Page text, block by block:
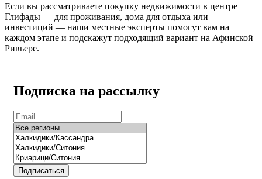
Если вы рассматриваете покупку недвижимости в центре
Глифады — для проживания, дома для отдыха или
инвестиций — наши местные эксперты помогут вам на
каждом этапе и подскажут подходящий вариант на Афинской
Ривьере.
Подписка на рассылку
Подписаться